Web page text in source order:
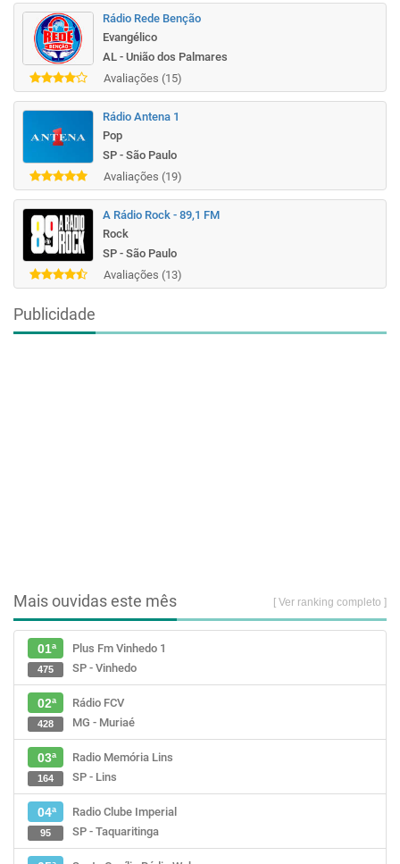
Rádio Rede Benção
Evangélico
AL - União dos Palmares
Avaliações (15)
Rádio Antena 1
Pop
SP - São Paulo
Avaliações (19)
A Rádio Rock - 89,1 FM
Rock
SP - São Paulo
Avaliações (13)
Publicidade
Mais ouvidas este mês [ Ver ranking completo ]
01ª
Plus Fm Vinhedo 1
SP - Vinhedo
475
02ª
Rádio FCV
MG - Muriaé
428
03ª
Radio Memória Lins
SP - Lins
164
04ª
Radio Clube Imperial
SP - Taquaritinga
95